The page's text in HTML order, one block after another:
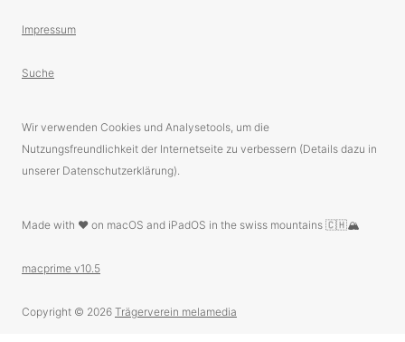
Impressum
Suche
Wir verwenden Cookies und Analysetools, um die
Nutzungsfreundlichkeit der Internetseite zu verbessern (Details dazu in
unserer Datenschutzerklärung).
Made with ❤️ on macOS and iPadOS in the swiss mountains 🇨🇭🏔
macprime v10.5
Copyright © 2026 Trägerverein melamedia